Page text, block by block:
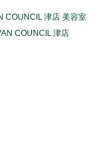
COUNCIL 津店